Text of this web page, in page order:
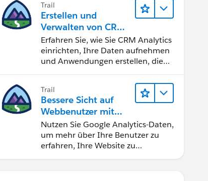
Trail
Erstellen und
Verwalten von CRM
Analytics
Erfahren Sie, wie Sie CRM Analytics
einrichten, Ihre Daten aufnehmen
und Anwendungen erstellen, die
Entscheidungsfindung helfen.
Trail
Bessere Sicht auf
Webbenutzer mit
Google Analytics
Nutzen Sie Google Analytics-Daten,
um mehr über Ihre Benutzer zu
erfahren, Ihre Website zu